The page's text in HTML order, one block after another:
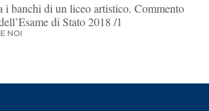
i banchi di un liceo artistico. Commento
di Stato 2018 /1
NOI